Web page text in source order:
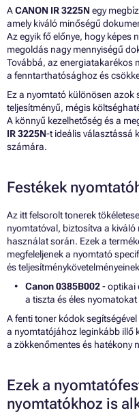
ACANON IR 3225N egy
amely kiváló minőségű
Az egyik fő előnye, hogy képes
megoldás nagy mennyiségű
Továbbá, az energiatakarékos
a fenntarthatósághoz és
Ez a nyomtató különösen
teljesítményű, mégis
A könnyű kezelhetőség és a
IR 3225N-t ideális választássá
számára.
Festékek
Az itt felsorolt tonerek
nyomtatóval, biztosítva a
használat során. Ezek a
megfeleljenek a nyomtató
és
Canon 0385B002- optikai
a tiszta és éles
A fenti toner kódok
a nyomtatójához leginkább illő
a zökkenőmentes és hatékony
Ezek a
nyomtatókhoz is